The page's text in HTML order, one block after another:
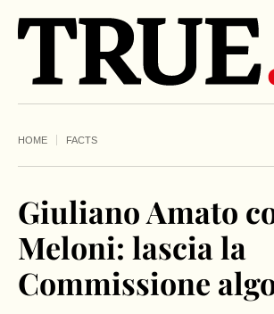
HOME FACTS
Giuliano Amato
Meloni: lascia la
Commissione